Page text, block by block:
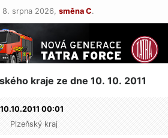
8. srpna 2026, směna C.
kraje ze dne 10. 10. 2011
10.10.2011 00:01
Plzeňský kraj